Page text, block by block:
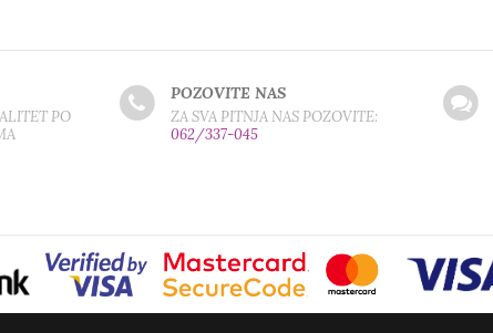
PO
POZOVITE NAS
ZA SVA PITNJA NAS POZOVITE:
062/337-045